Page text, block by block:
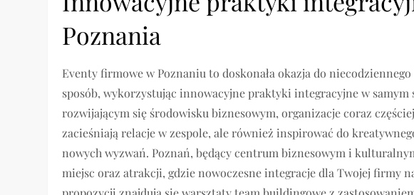
Poznania
Eventy firmowe w Poznaniu to doskonała okazja do
sposób, wykorzystując innowacyjne praktyki integracyjne w samym
rozwijającym się środowisku biznesowym, organizacje coraz
zacieśniają relacje w zespole, ale również inspirować do
nowych wyzwań. Poznań, będący centrum biznesowym i
miejsc oraz atrakcji, gdzie nowoczesne integracje dla Twojej firmy